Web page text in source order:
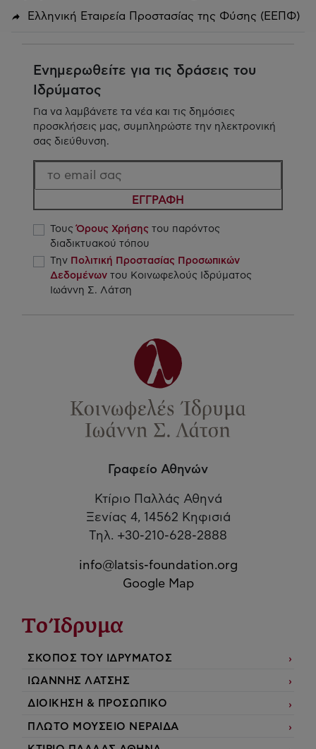
Ελληνική Εταιρεία Προστασίας της Φύσης (ΕΕΠΦ)
Ενημερωθείτε για τις δράσεις του
Ιδρύματος
Για να λαμβάνετε τα νέα και τις δημόσιες
προσκλήσεις μας, συμπληρώστε την ηλεκτρονική
σας διεύθυνση.
ΕΓΓΡΑΦΗ
ΤουςΌρους Χρήσης του παρόντος
διαδικτυακού τόπου
Την Πολιτική Προστασίας Προσωπικών
Δεδομένων του Κοινωφελούς Ιδρύματος
Ιωάννη Σ. Λάτση
Γραφείο Αθηνών
Κτίριο Παλλάς Αθηνά
Ξενίας 4, 14562 Κηφισιά
Τηλ. +30-210-628-2888
info@latsis-foundation.org
Google Map
Το Ίδρυμα
ΣΚΟΠΟΣ ΤΟΥ ΙΔΡΥΜΑΤΟΣ
ΙΩΑΝΝΗΣ ΛΑΤΣΗΣ
ΔΙΟΙΚΗΣΗ & ΠΡΟΣΩΠΙΚΟ
ΠΛΩΤΟ ΜΟΥΣΕΙΟ ΝΕΡΑΙΔΑ